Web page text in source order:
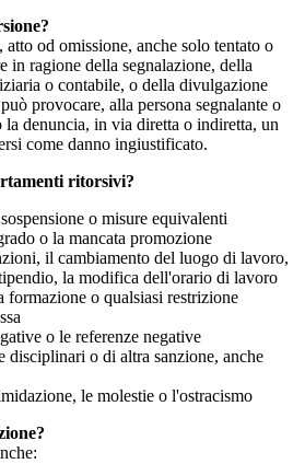
od omissione, anche solo tentato o
in ragione della segnalazione, della
o contabile, o della divulgazione
provocare, alla persona segnalante o
la denuncia, in via diretta o indiretta, un
come danno ingiustificato.
ritorsivi?
o misure equivalenti
o la mancata promozione
il cambiamento del luogo di lavoro,
la modifica dell'orario di lavoro
formazione o qualsiasi restrizione
o le referenze negative
disciplinari o di altra sanzione, anche
le molestie o l'ostracismo